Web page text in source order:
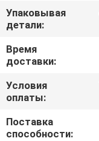
СВЯЖИТЕСЬ
МЫ
НОВОСТИ
СЛУЧАИ
Упаковывая
детали:
Время
доставки:
Условия
оплаты:
Поставка
способности: